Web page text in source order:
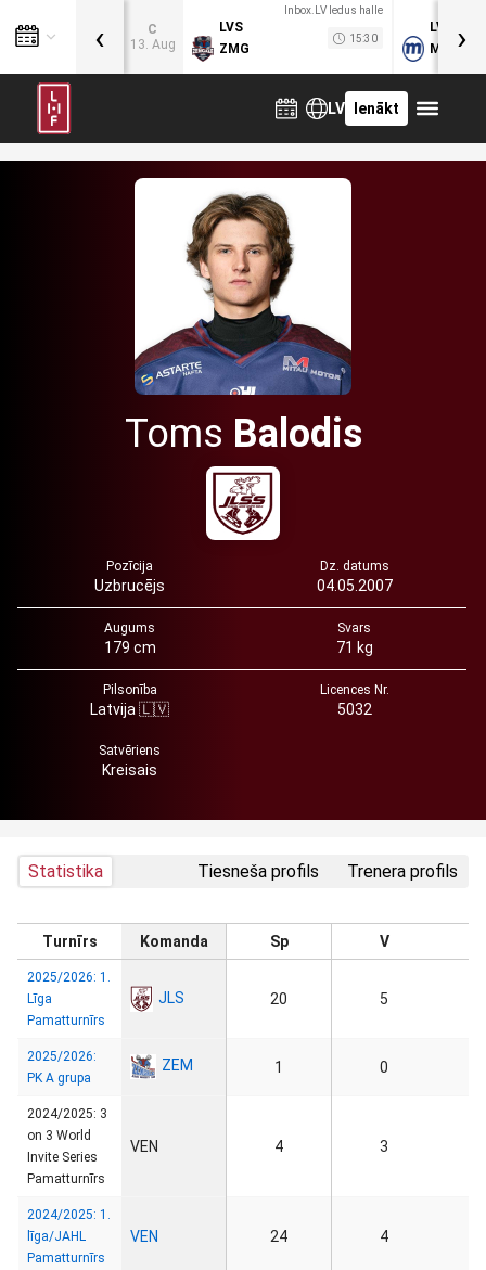
C
13. Aug
Inbox.LV ledus halle
LVS
ZMG
15:30
LVB
MOG
‹ ›
LV Ienākt
Toms Balodis
Pozīcija
Uzbrucējs
Dz. datums
04.05.2007
Augums
179 cm
Svars
71 kg
Pilsonība
Latvija 🇱🇻
Licences Nr.
5032
Satvēriens
Kreisais
Statistika Tiesneša profils Trenera profils
Turnīrs Komanda Sp V
2025/2026: 1.
Līga
Pamatturnīrs
JLS 20 5
2025/2026:
PK A grupa
ZEM 1 0
2024/2025: 3
on 3 World
Invite Series
Pamatturnīrs
VEN 4 3
2024/2025: 1.
līga/JAHL
Pamatturnīrs
VEN 24 4